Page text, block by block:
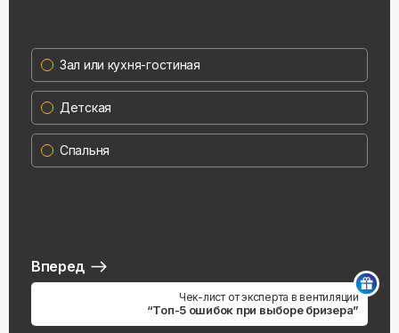
Зал или кухня-гостиная
Детская
Спальня
Вперед
Чек-лист от эксперта в вентиляции
“Топ-5 ошибок при выборе бризера”